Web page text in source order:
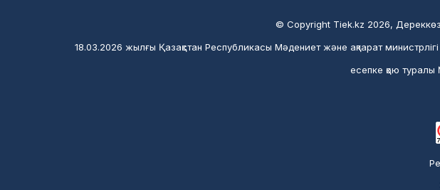
© Copyright Tiek.kz 2026,
18.03.2026 жылғы Қазақстан Республикасы Мәдениет және ақпарат
есепке қою туралы